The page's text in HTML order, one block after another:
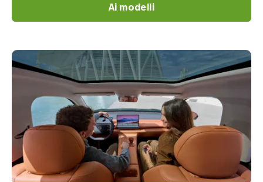
Ai modelli